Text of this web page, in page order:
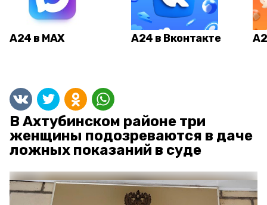
А24 в MAX А24 в Вконтакте
В Ахтубинском районе три
женщины подозреваются в даче
ложных показаний в суде